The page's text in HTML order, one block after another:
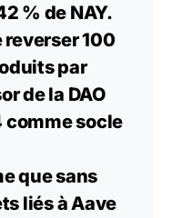
% de NAY.
reverser 100
par
de la DAO
comme socle
que sans
liés à Aave